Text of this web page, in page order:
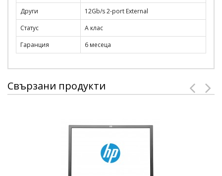
Други
12Gb/s 2-port External
Статус
A клас
Гаранция
6 месеца
Свързани продукти